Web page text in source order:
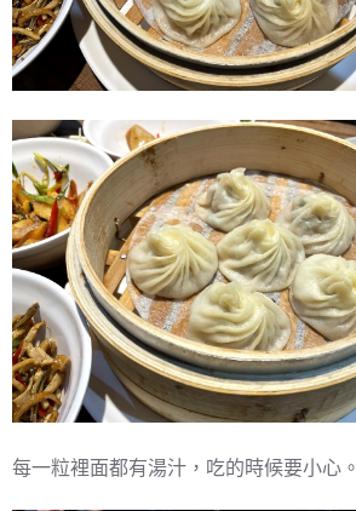
每一粒裡面都有湯汁，吃的時候要小心。